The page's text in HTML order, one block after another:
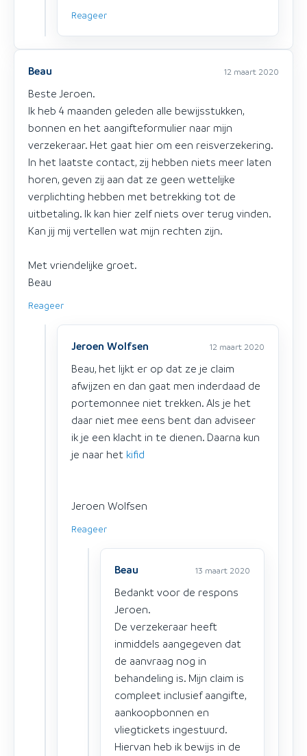
Reageer
Beau 12 maart 2020
Beste Jeroen.
Ik heb 4 maanden geleden alle bewijsstukken,
bonnen en het aangifteformulier naar mijn
verzekeraar. Het gaat hier om een reisverzekering.
In het laatste contact, zij hebben niets meer laten
horen, geven zij aan dat ze geen wettelijke
verplichting hebben met betrekking tot de
uitbetaling. Ik kan hier zelf niets over terug vinden.
Kan jij mij vertellen wat mijn rechten zijn.
Met vriendelijke groet.
Beau
Reageer
Jeroen Wolfsen 12 maart 2020
Beau, het lijkt er op dat ze je claim
afwijzen en dan gaat men inderdaad de
portemonnee niet trekken. Als je het
daar niet mee eens bent dan adviseer
ik je een klacht in te dienen. Daarna kun
je naar het kifid
Jeroen Wolfsen
Reageer
Beau 13 maart 2020
Bedankt voor de respons
Jeroen.
De verzekeraar heeft
inmiddels aangegeven dat
de aanvraag nog in
behandeling is. Mijn claim is
compleet inclusief aangifte,
aankoopbonnen en
vliegtickets ingestuurd.
Hiervan heb ik bewijs in de